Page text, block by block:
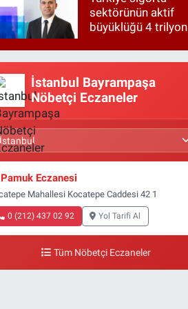
sektörünün aktif
büyüklüğü 4 trilyon
İstanbul Bayrampaşa
Nöbetçi Eczaneler
Pamuk Eczanesi
Mahallesi Kocatepe Caddesi 42 1
0 (212) 437 02 92 Yol Tarifi Al
Tüm Nöbetçi Eczaneler